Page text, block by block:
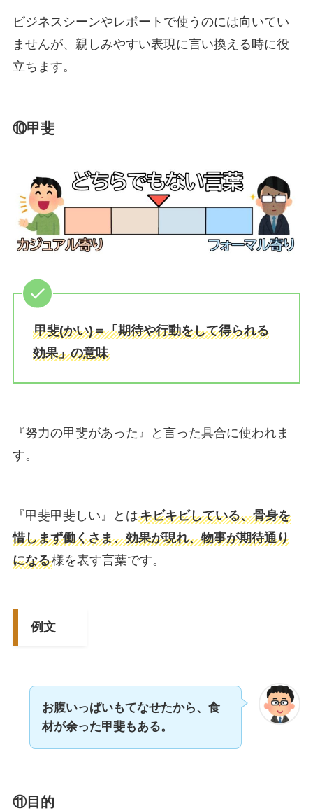
ビジネスシーンやレポートで使うのには向いてい
ませんが、親しみやすい表現に言い換える時に役
立ちます。
⑩甲斐
甲斐(かい)＝「期待や行動をして得られる
効果」の意味
『努力の甲斐があった』と言った具合に使われま
す。
『甲斐甲斐しい』とはキビキビしている、骨身を
惜しまず働くさま、効果が現れ、物事が期待通り
になる様を表す言葉です。
例文
お腹いっぱいもてなせたから、食
材が余った甲斐もある。
⑪目的